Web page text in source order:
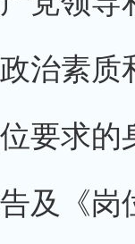
素质
求的
《岗